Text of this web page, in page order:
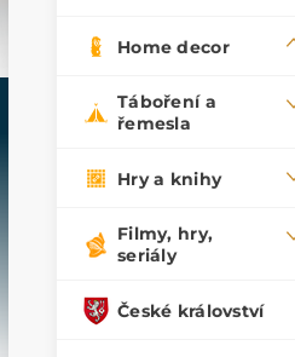
Home decor
Táboření a
řemesla
Hry a knihy
Filmy, hry,
seriály
České království